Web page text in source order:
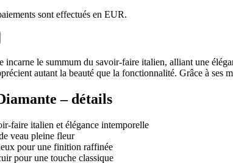
sont effectués en EUR.
incarne le summum du savoir-faire italien, alliant une
autant la beauté que la fonctionnalité. Grâce à
– détails
faire italien et élégance intemporelle
veau pleine fleur
pour une finition raffinée
pour une touche classique